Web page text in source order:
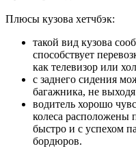
Плюсы кузова хетчбэк:
такой вид кузова
способствует
как телевизор или
с заднего сидения
багажника, не выходя
водитель хорошо
колеса расположены
быстро и с успехом
бордюров.